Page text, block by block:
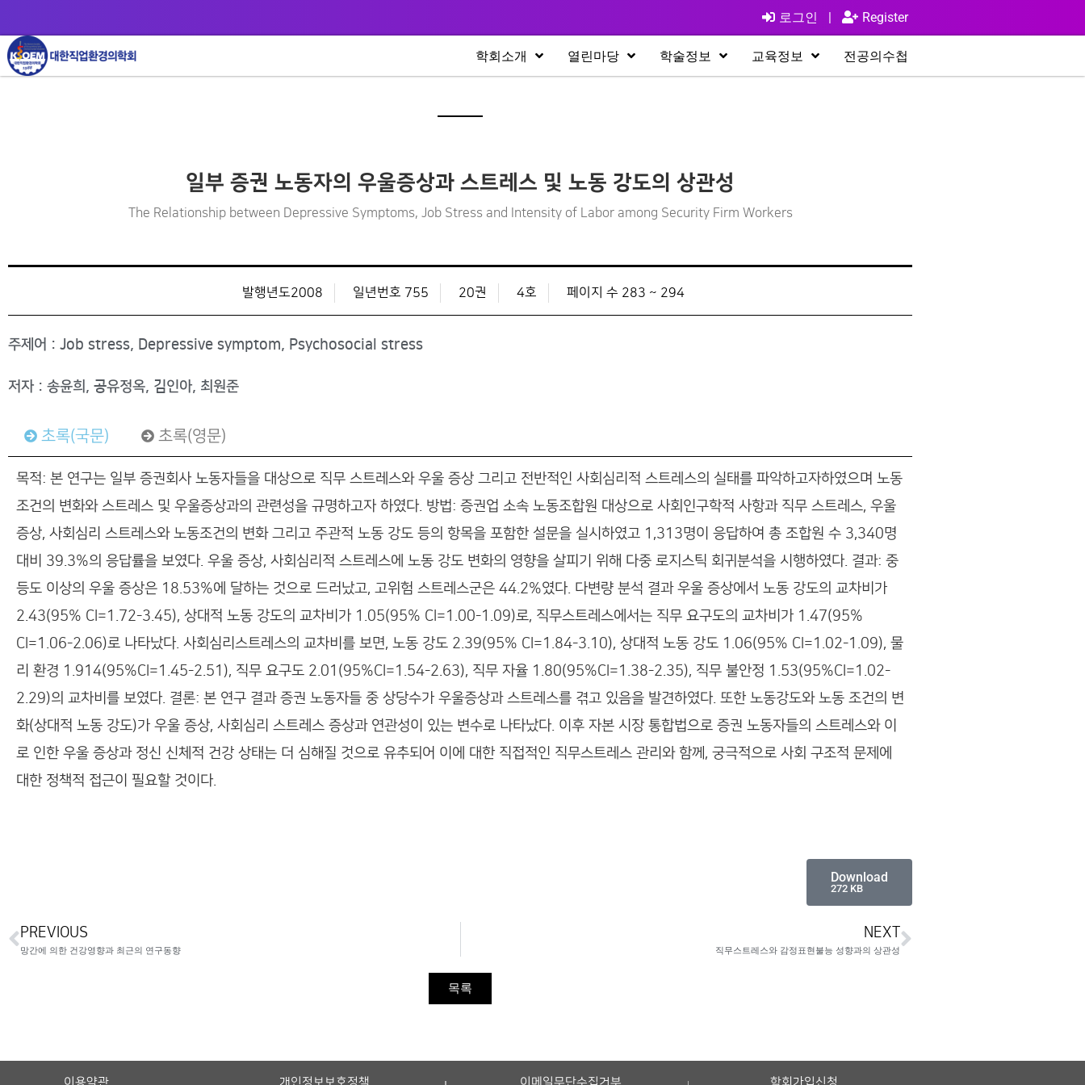
로그인 | Register
학회소개 열린마당 학술정보 교육정보 전공의수첩
일부 증권 노동자의 우울증상과 스트레스 및 노동 강도의 상관성
The Relationship between Depressive Symptoms, Job Stress and Intensity of Labor among Security Firm Workers
발행년도2008 일년번호 755 20권 4호 페이지 수 283 ~ 294
주제어 : Job stress, Depressive symptom, Psychosocial stress
저자 : 송윤희, 공유정옥, 김인아, 최원준
초록(국문) 초록(영문)
목적: 본 연구는 일부 증권회사 노동자들을 대상으로 직무 스트레스와 우울 증상 그리고 전반적인 사회심리적 스트레스의 실태를 파악하고자하였으며 노동
조건의 변화와 스트레스 및 우울증상과의 관련성을 규명하고자 하였다. 방법: 증권업 소속 노동조합원 대상으로 사회인구학적 사항과 직무 스트레스, 우울
증상, 사회심리 스트레스와 노동조건의 변화 그리고 주관적 노동 강도 등의 항목을 포함한 설문을 실시하였고 1,313명이 응답하여 총 조합원 수 3,340명
대비 39.3%의 응답률을 보였다. 우울 증상, 사회심리적 스트레스에 노동 강도 변화의 영향을 살피기 위해 다중 로지스틱 회귀분석을 시행하였다. 결과: 중
등도 이상의 우울 증상은 18.53%에 달하는 것으로 드러났고, 고위험 스트레스군은 44.2%였다. 다변량 분석 결과 우울 증상에서 노동 강도의 교차비가
2.43(95% CI=1.72-3.45), 상대적 노동 강도의 교차비가 1.05(95% CI=1.00-1.09)로, 직무스트레스에서는 직무 요구도의 교차비가 1.47(95%
CI=1.06-2.06)로 나타났다. 사회심리스트레스의 교차비를 보면, 노동 강도 2.39(95% CI=1.84-3.10), 상대적 노동 강도 1.06(95% CI=1.02-1.09), 물
리 환경 1.914(95%CI=1.45-2.51), 직무 요구도 2.01(95%CI=1.54-2.63), 직무 자율 1.80(95%CI=1.38-2.35), 직무 불안정 1.53(95%CI=1.02-
2.29)의 교차비를 보였다. 결론: 본 연구 결과 증권 노동자들 중 상당수가 우울증상과 스트레스를 겪고 있음을 발견하였다. 또한 노동강도와 노동 조건의 변
화(상대적 노동 강도)가 우울 증상, 사회심리 스트레스 증상과 연관성이 있는 변수로 나타났다. 이후 자본 시장 통합법으로 증권 노동자들의 스트레스와 이
로 인한 우울 증상과 정신 신체적 건강 상태는 더 심해질 것으로 유추되어 이에 대한 직접적인 직무스트레스 관리와 함께, 궁극적으로 사회 구조적 문제에
대한 정책적 접근이 필요할 것이다.
Download
272 KB
PREVIOUS
망간에 의한 건강영향과 최근의 연구동향
NEXT
직무스트레스와 감정표현불능 성향과의 상관성
목록